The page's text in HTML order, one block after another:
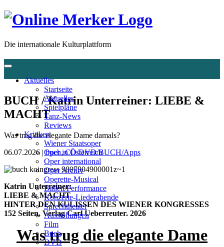
Die internationale Kulturplattform
Aktuelles
Startseite
Aktuelles
Spielpläne
Tanz-News
Reviews
Kritiken
Wiener Staatsoper
Oper in Österreich
Oper international
Oper Archiv
Operette-Musical
Ballett/Performance
Konzerte-Liederabende
Sprechtheater
Ausstellungen
Film
Buch
DVD
BUCH / Katrin Unterreiner: LIEBE &
MACHT
Was trug die elegante Dame damals?
06.07.2026 |buch,CD/DVD/BUCH/Apps
Katrin Unterreiner:
LIEBE & MACHT
HINTER DEN KULISSEN DES WIENER KONGRESSES
152 Seiten, VerlagCarl Ueberreuter. 2026
Was trug die elegante Dame